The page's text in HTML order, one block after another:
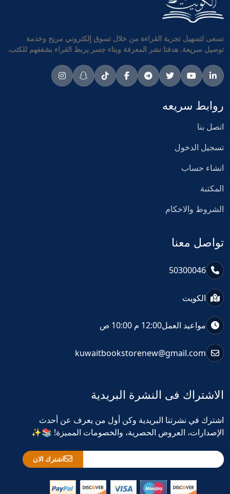
نسعى لتسهيل تجربة القراءة من خلال تسوق إلكتروني مريح وخدمة
توصيل سريعة. هدفنا نشر المعرفة وبناء جسر يربط القراء بشغفهم للكتب.
روابط سريعه
اتصل بنا
تسجيل الدخول
انشاء حساب
المكتبة
الشروط والاحكام
تواصل معنا
50300046
الكويت
مواعيد العمل12:00 م 10:00 ص
kuwaitbookstorenew@gmail.com
الاشتراك فى النشرة البريدية
اشترك في نشرتنا البريدية وكن أول من يعرف عن أحدث
الإصدارات، العروض الحصرية، والخصومات المميزة! 📚✨
اشترك الان